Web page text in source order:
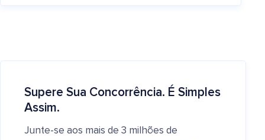
Supere Sua Concorrência. É Simples
Assim.
Junte-se aos mais de 3 milhões de